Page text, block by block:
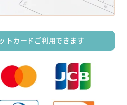
トカードご利用できます